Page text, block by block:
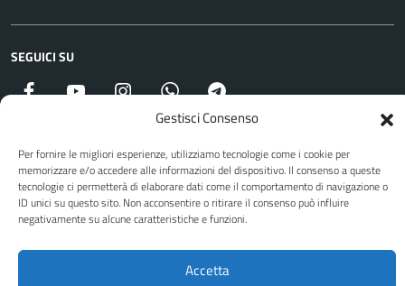
Gestisci Consenso
Per fornire le migliori esperienze, utilizziamo tecnologie come i cookie per
memorizzare e/o accedere alle informazioni del dispositivo. Il consenso a queste
tecnologie ci permetterà di elaborare dati come il comportamento di navigazione o
ID unici su questo sito. Non acconsentire o ritirare il consenso può influire
negativamente su alcune caratteristiche e funzioni.
Accetta
SEGUICI SU
FacebookYouTubeInstagramWhatsAppTelegram
Attuazione Misure PNRR
Piano di miglioramento del sito
Sito web a cura di Yes I Code